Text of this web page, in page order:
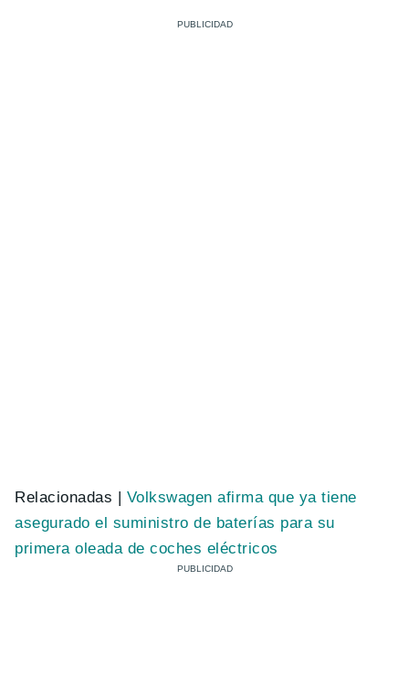
Relacionadas | Volkswagen afirma que ya tiene
asegurado el suministro de baterías para su
primera oleada de coches eléctricos